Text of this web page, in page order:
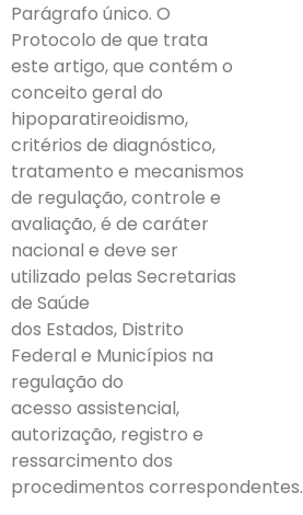
Parágrafo único. O
Protocolo de que trata
este artigo, que contém o
conceito geral do
hipoparatireoidismo,
critérios de diagnóstico,
tratamento e mecanismos
de regulação, controle e
avaliação, é de caráter
nacional e deve ser
utilizado pelas Secretarias
de Saúde
dos Estados, Distrito
Federal e Municípios na
regulação do
acesso assistencial,
autorização, registro e
ressarcimento dos
procedimentos correspondentes.